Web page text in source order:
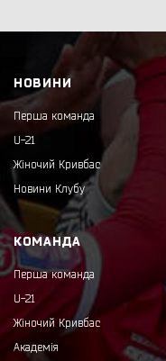
НОВИНИ
Перша команда
U-21
Жіночий Кривбас
Новини Клубу
КОМАНДА
Перша команда
U-21
Жіночий Кривбас
Академія